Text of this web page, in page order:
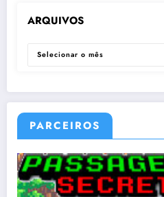
ARQUIVOS
ARQUIVOS
PARCEIROS